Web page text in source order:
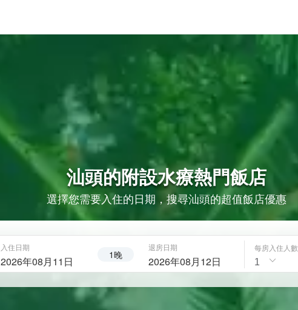
汕頭的附設水療熱門飯店
選擇您需要入住的日期，搜尋汕頭的超值飯店優惠
入住日期
2026年08月11日 1晚
退房日期
2026年08月12日
每房入住人數